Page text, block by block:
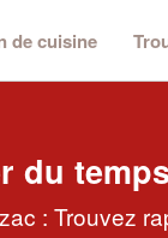
de cuisine
du
: Trouvez